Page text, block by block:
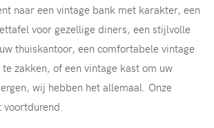
naar een vintage bank met karakter, een
voor gezellige diners, een stijlvolle
thuiskantoor, een comfortabele vintage
zakken, of een vintage kast om uw
wij hebben het allemaal. Onze